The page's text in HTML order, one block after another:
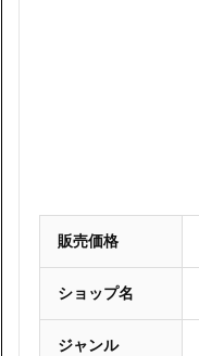
販売価格
ショップ名
ジャンル